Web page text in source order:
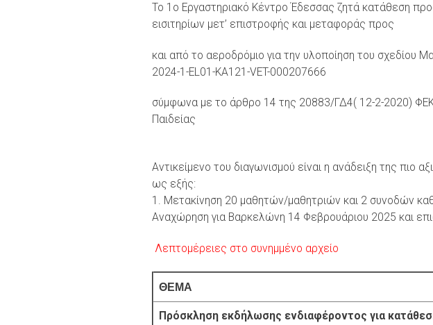
Το 1ο Εργαστηριακό Κέντρο Έδεσσας ζητά κατάθεση
εισιτηρίων μετ’ επιστροφής και μεταφοράς προς
και από το αεροδρόμιο για την υλοποίηση του σχεδίου
2024-1-EL01-KA121-VET-000207666
σύμφωνα με το άρθρο 14 της 20883/ΓΔ4( 12-2-2020)
Παιδείας
Αντικείμενο του διαγωνισμού είναι η ανάδειξη της πιο
ως εξής:
1. Μετακίνηση 20 μαθητών/μαθητριών και 2 συνοδών
Αναχώρηση για Βαρκελώνη 14 Φεβρουάριου 2025 και
Λεπτομέρειες στο συνημμένο αρχείο
ΘΕΜΑ
Πρόσκληση εκδήλωσης ενδιαφέροντος για